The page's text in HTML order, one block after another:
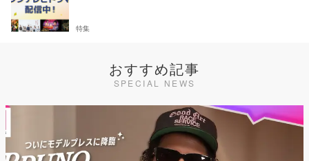
特集
おすすめ記事
SPECIAL NEWS